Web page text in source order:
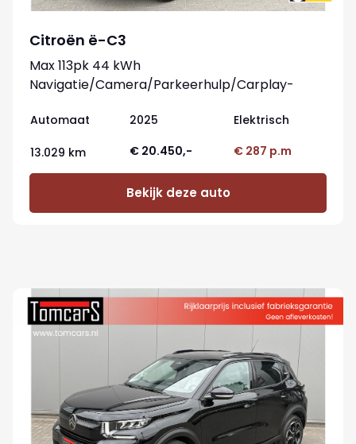
Citroën ë-C3
Max 113pk 44 kWh
Navigatie/Camera/Parkeerhulp/Carplay-
Automaat 2025 Elektrisch
13.029 km € 20.450,- € 287 p.m
Bekijk deze auto